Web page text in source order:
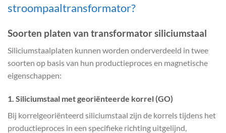
stroompaaltransformator?
Soorten platen van transformator siliciumstaal
Siliciumstaalplaten kunnen worden onderverdeeld in twee
soorten op basis van hun productieproces en magnetische
eigenschappen:
1. Siliciumstaal met georiënteerde korrel (GO)
Bij korrelgeoriënteerd siliciumstaal zijn de korrels tijdens het
productieproces in een specifieke richting uitgelijnd,